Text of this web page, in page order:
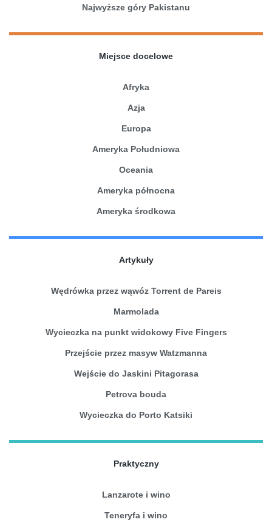
Najwyższe góry Pakistanu
Miejsce docelowe
Afryka
Azja
Europa
Ameryka Południowa
Oceania
Ameryka północna
Ameryka środkowa
Artykuły
Wędrówka przez wąwóz Torrent de Pareis
Marmolada
Wycieczka na punkt widokowy Five Fingers
Przejście przez masyw Watzmanna
Wejście do Jaskini Pitagorasa
Petrova bouda
Wycieczka do Porto Katsiki
Praktyczny
Lanzarote i wino
Teneryfa i wino